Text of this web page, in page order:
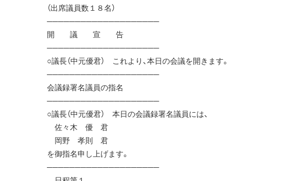
（出席議員数１８名）
────────────────────
開 議 宣 告
────────────────────
○議長（中元優君） これより、本日の会議を開きます。
────────────────────
会議録署名議員の指名
────────────────────
○議長（中元優君） 本日の会議録署名議員には、
佐々木 優 君
岡野 孝則 君
を御指名申し上げます。
────────────────────